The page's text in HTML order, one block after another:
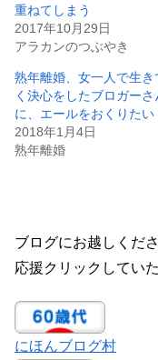
重ねてしまう
2017年10月29日
アラカンのつぶやき
熟年離婚、女一人で生き
く決心をしたブロガーさ
に、エールをおくりたい
2018年1月4日
熟年離婚
ブログにお越しくだ
応援クリックしてい
にほんブログ村